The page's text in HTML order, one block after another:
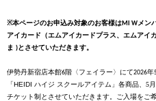
※本ページのお申込み対象のお客様はMI Wメン
アイカード（エムアイカードプラス、エムアイ
ま )とさせていただきます。
伊勢丹新宿店本館6階 〈フェイラー〉 にて2026年
「HEIDI ハイジ スクールアイテム」 各商品、5
チケット制とさせていただきます。ご入場をご